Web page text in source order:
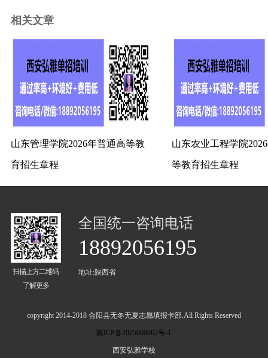
相关文章
山东管理学院2026年普通高等教
育招生章程
山东农业工程学院
等教育招生章程
扫描上方二维码
了解更多
全国统一咨询电话
18892056195
地址:陕西省
copyright 2014-2018 合阳县无冬无夏志愿填报卡部.All Rights Reserved
陕ICP备2025060062号-1
西安弘雅学校